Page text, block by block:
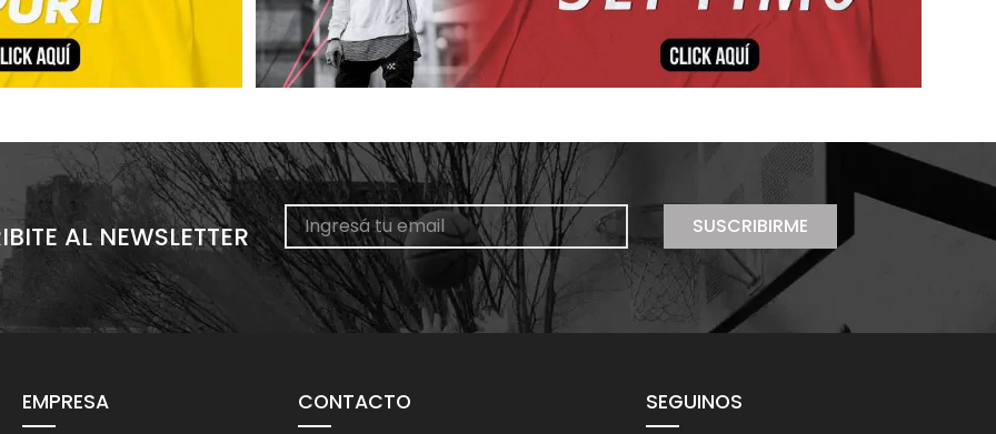
AL NEWSLETTER SUSCRIBIRME
EMPRESA CONTACTO SEGUINOS